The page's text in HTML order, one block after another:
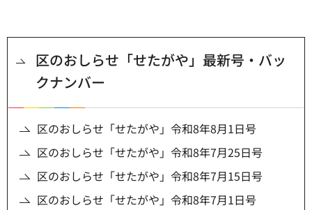
区のおしらせ「せたがや」最新号・バッ
クナンバー
区のおしらせ「せたがや」令和8年8月1日号
区のおしらせ「せたがや」令和8年7月25日号
区のおしらせ「せたがや」令和8年7月15日号
区のおしらせ「せたがや」令和8年7月1日号